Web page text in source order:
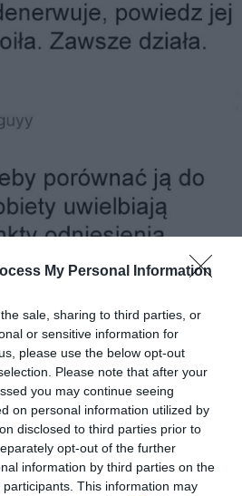
My Personal Information
sale, sharing to third parties, or
or sensitive information for
please use the below opt-out
Please note that after your
you may continue seeing
on personal information utilized by
disclosed to third parties prior to
opt-out of the further
information by third parties on the
participants. This information may
34
Kopiuj link
Dodaj do przyjaciół
to były kreskówki